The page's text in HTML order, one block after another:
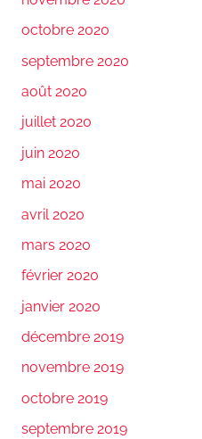
octobre 2020
septembre 2020
août 2020
juillet 2020
juin 2020
mai 2020
avril 2020
mars 2020
février 2020
janvier 2020
décembre 2019
novembre 2019
octobre 2019
septembre 2019